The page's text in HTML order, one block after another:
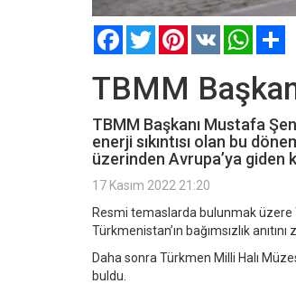
FacebookTwitterPinterest
VK
TBMM
TBMM Başkanı Mustafa
enerji sıkıntısı olan bu
üzerinden Avrupa’ya
17 Kasım 2022 21:20
Resmi temaslarda bulunmak üzere
Türkmenistan’ın bağımsızlık
Daha sonra Türkmen Milli Halı
buldu.